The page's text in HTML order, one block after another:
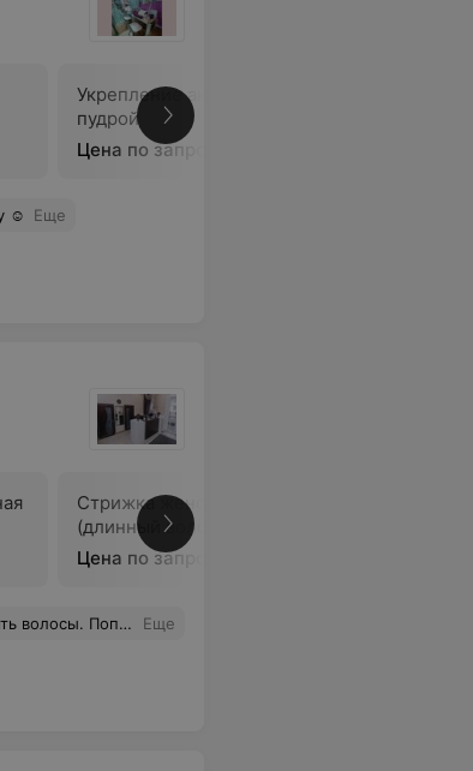
Укрепление акриловой
пудрой
Цена по запросу
☺️ Еще
Стрижка женская модельная
(длинный волос)
Цена по запросу
у моих волос с ней роман Еще